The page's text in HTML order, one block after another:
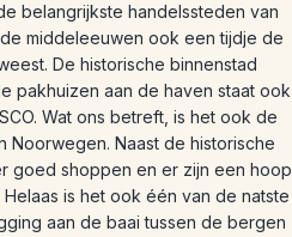
belangrijkste handelssteden van
middeleeuwen ook een tijdje de
De historische binnenstad
pakhuizen aan de haven staat ook
Wat ons betreft, is het ook de
Noorwegen. Naast de historische
goed shoppen en er zijn een hoop
is het ook één van de natste
aan de baai tussen de bergen